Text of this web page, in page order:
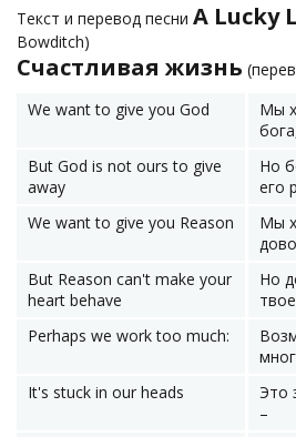
Текст и перевод песни A Lucky
Bowditch)
Счастливая жизнь
We want to give you God
Мы
But God is not ours to give
away
Но
его
We want to give you Reason
Мы
But Reason can't make your
heart behave
Но
Perhaps we work too much:
It's stuck in our heads
Это
–